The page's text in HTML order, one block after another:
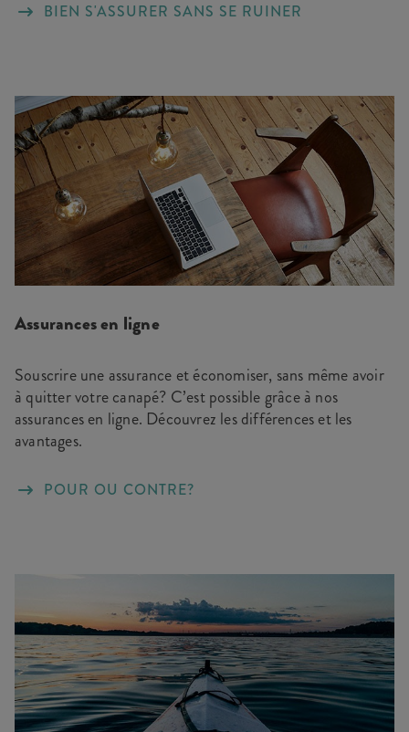
BIEN S'ASSURER SANS SE RUINER
Assurances en ligne
Souscrire une assurance et économiser, sans même avoir
à quitter votre canapé? C’est possible grâce à nos
assurances en ligne. Découvrez les différences et les
avantages.
POUR OU CONTRE?